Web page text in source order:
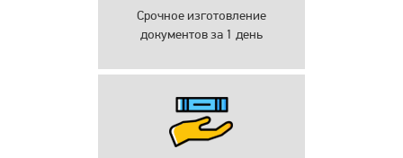
Срочное изготовление
документов за 1 день